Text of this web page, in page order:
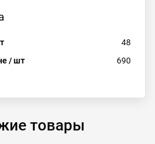
48
/ шт
690
товары